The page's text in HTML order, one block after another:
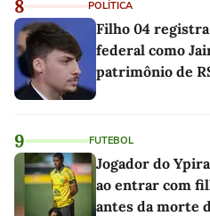
8 POLÍTICA
Filho 04
federal como
patrimônio de
9 FUTEBOL
Jogador do
ao entrar com
antes da morte